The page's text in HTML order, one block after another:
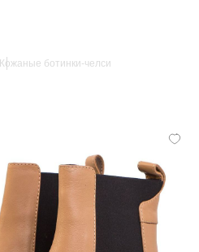
Кожаные ботинки-челси